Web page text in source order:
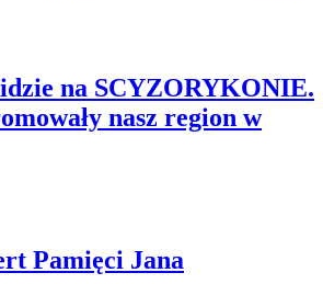
na SCYZORYKONIE.
nasz region w
Pamięci Jana